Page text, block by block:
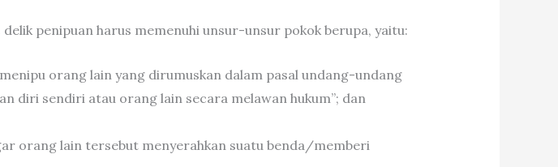
penipuan harus memenuhi unsur-unsur pokok berupa, yaitu:
orang lain yang dirumuskan dalam pasal undang-undang
diri sendiri atau orang lain secara melawan hukum”; dan
orang lain tersebut menyerahkan suatu benda/memberi